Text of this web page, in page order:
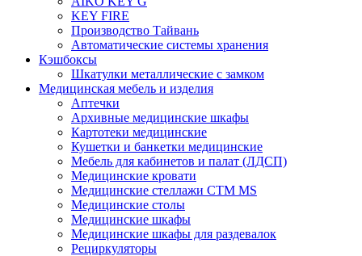
KEY FIRE
Производство Тайвань
Автоматические системы хранения
Кэшбоксы
Шкатулки металлические с замком
Медицинская мебель и изделия
Аптечки
Архивные медицинские шкафы
Картотеки медицинские
Кушетки и банкетки медицинские
Мебель для кабинетов и палат (ЛДСП)
Медицинские кровати
Медицинские стеллажи CTM MS
Медицинские столы
Медицинские шкафы
Медицинские шкафы для раздевалок
Рециркуляторы